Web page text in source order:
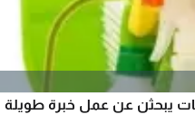
يبحثن عن عمل خبرة طويلة